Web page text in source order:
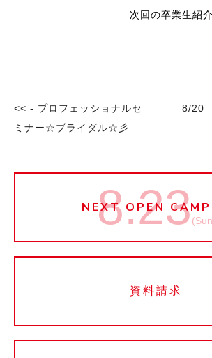
次回の卒業生紹
<< - プロフェッショナルセ
ミナー☆ブライダル☆彡
8/20
NEXT OPEN
8.23
資料請求